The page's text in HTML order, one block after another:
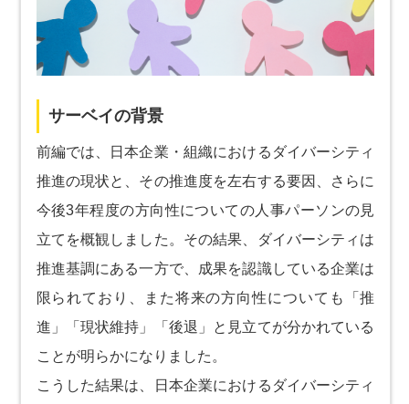
サーベイの背景
前編では、日本企業・組織におけるダイバーシティ
推進の現状と、その推進度を左右する要因、さらに
今後3年程度の方向性についての人事パーソンの見
立てを概観しました。その結果、ダイバーシティは
推進基調にある一方で、成果を認識している企業は
限られており、また将来の方向性についても「推
進」「現状維持」「後退」と見立てが分かれている
ことが明らかになりました。
こうした結果は、日本企業におけるダイバーシティ